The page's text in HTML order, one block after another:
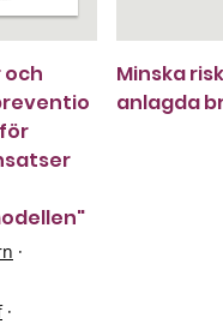
och
·
·
Minska
anlagda